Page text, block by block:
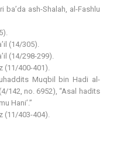
ba’da ash-Shalah, al-Fashlu
(14/305).
(14/298-299).
(11/400-401).
Muqbil bin Hadi al-
142, no. 6952), “Asal hadits
Hani’.”
(11/403-404).